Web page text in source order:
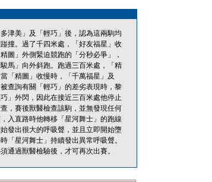
津美」及「輕巧」後，認為這兩駒均
撞。過了千四米處，「好友福星」收
圖」外側緊迫競跑的「分秒必爭」，
馬」向外斜跑。跑過三百米處，「精
「精圖」收慢時，「千萬福星」及
查詢有關「輕巧」的差劣表現時，黎
」外閃，因此在接近三百米處他停止
，賽後獸醫檢查該駒，並無發現任何
入直路時他轉移「星河舞士」的跑線
發出很大的呼吸聲，並且立即開始墮
「星河舞士」持續發出異常呼吸聲。
通過獸醫檢驗後，才可再次出賽。